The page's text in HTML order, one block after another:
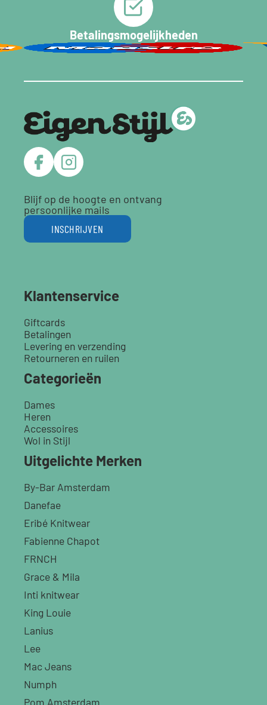
Betalingsmogelijkheden
Blijf op de hoogte en ontvang
persoonlijke mails
INSCHRIJVEN
Klantenservice
Giftcards
Betalingen
Levering en verzending
Retourneren en ruilen
Categorieën
Dames
Heren
Accessoires
Wol in Stijl
Uitgelichte Merken
By-Bar Amsterdam
Danefae
Eribé Knitwear
Fabienne Chapot
FRNCH
Grace & Mila
Inti knitwear
King Louie
Lanius
Lee
Mac Jeans
Numph
Pom Amsterdam